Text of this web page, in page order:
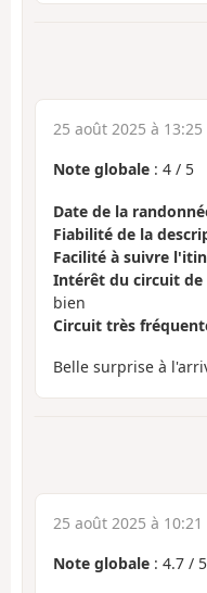
25 août 2025 à 13:25
Note globale : 4 / 5
Date de la
Fiabilité de la
Facilité à suivre
Intérêt du circuit de
bien
Circuit très
Belle surprise à
25 août 2025 à 10:21
Note globale : 4.7 / 5